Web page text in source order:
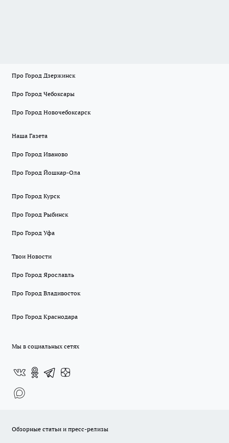
Про Город Дзержинск
Про Город Чебоксары
Про Город Новочебоксарск
Наша Газета
Про Город Иваново
Про Город Йошкар-Ола
Про Город Курск
Про Город Рыбинск
Про Город Уфа
Твои Новости
Про Город Ярославль
Про Город Владивосток
Про Город Краснодара
Мы в социальных сетях
Обзорные статьи и пресс-релизы